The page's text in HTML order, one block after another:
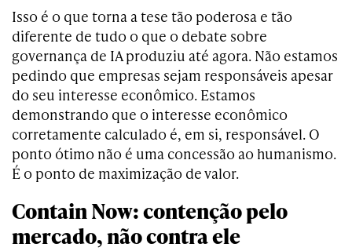
Isso é o que torna a tese tão poderosa e tão
diferente de tudo o que o debate sobre
governança de IA produziu até agora. Não estamos
pedindo que empresas sejam responsáveis apesar
do seu interesse econômico. Estamos
demonstrando que o interesse econômico
corretamente calculado é, em si, responsável. O
ponto ótimo não é uma concessão ao humanismo.
É o ponto de maximização de valor.
Contain Now: contenção pelo
mercado, não contra ele